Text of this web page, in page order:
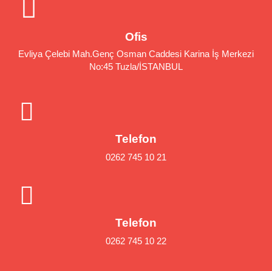
Ofis
Evliya Çelebi Mah.Genç Osman Caddesi Karina İş Merkezi
No:45 Tuzla/İSTANBUL
Telefon
0262 745 10 21
Telefon
0262 745 10 22